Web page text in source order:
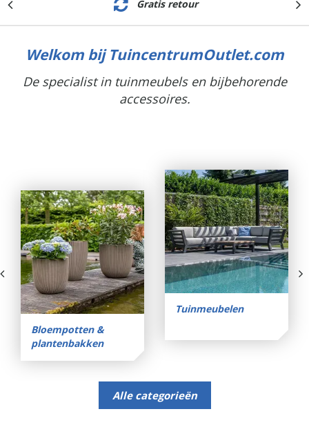
Gratis retour
Welkom bij TuincentrumOutlet.com
De specialist in tuinmeubels en bijbehorende
accessoires.
Bloempotten &
plantenbakken
Tuinmeubelen
Alle categorieën